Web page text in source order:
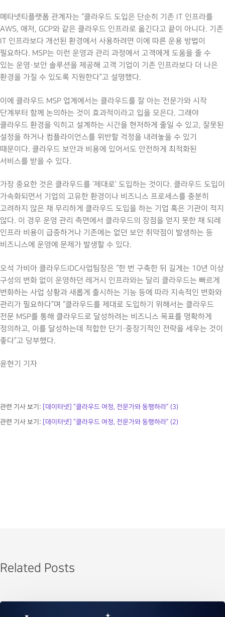
메타넷티플랫폼 관계자는 “클라우드 도입은 단순히 기존 IT 인프라를
AWS, 애저, GCP와 같은 클라우드 인프라로 옮긴다고 끝이 아니다. 기존
IT 인프라보다 개선된 환경에서 사용하려면 이에 따른 운용 방법이
필요하다. MSP는 이런 운영과 관리 과정에서 고객에게 도움을 줄 수
있는 운영·보안 솔루션을 제공해 고객 기업이 기존 인프라보다 더 나은
환경을 가질 수 있도록 지원한다”고 설명했다.
이에 클라우드 MSP 업계에서는 클라우드를 잘 아는 전문가와 시작
단계부터 함께 논의하는 것이 효과적이라고 입을 모은다. 그래야
클라우드 환경을 익히고 설계하는 시간을 현저하게 줄일 수 있고, 잘못된
설정을 하거나 컴플라이언스를 위반할 걱정을 내려놓을 수 있기
때문이다. 클라우드 보안과 비용에 있어서도 안전하게 최적화된
서비스를 받을 수 있다.
가장 중요한 것은 클라우드를 ‘제대로’ 도입하는 것이다. 클라우드 도입이
가속화되면서 기업의 고유한 환경이나 비즈니스 프로세스를 충분히
고려하지 않은 채 무리하게 클라우드 도입을 하는 기업 혹은 기관이 적지
않다. 이 경우 운영 관리 측면에서 클라우드의 장점을 얻지 못한 채 되레
인프라 비용이 급증하거나 기존에는 없던 보안 취약점이 발생하는 등
비즈니스에 운영에 문제가 발생할 수 있다.
오석 가비아 클라우드IDC사업팀장은 “한 번 구축한 뒤 길게는 10년 이상
구성의 변화 없이 운영하던 레거시 인프라와는 달리 클라우드는 빠르게
변화하는 사업 상황과 새롭게 출시하는 기능 등에 따라 지속적인 변화와
관리가 필요하다”며 “클라우드를 제대로 도입하기 위해서는 클라우드
전문 MSP를 통해 클라우드로 달성하려는 비즈니스 목표를 명확하게
정의하고, 이를 달성하는데 적합한 단기·중장기적인 전략을 세우는 것이
좋다”고 당부했다.
윤현기 기자
관련 기사 보기: [데이터넷] “클라우드 여정, 전문가와 동행하라” (3)
관련 기사 보기: [데이터넷] “클라우드 여정, 전문가와 동행하라” (2)
Related Posts